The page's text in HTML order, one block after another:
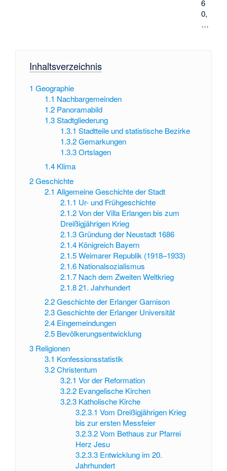
6
0,
…
Inhaltsverzeichnis
1 Geographie
1.1 Nachbargemeinden
1.2 Panoramabild
1.3 Stadtgliederung
1.3.1 Stadtteile und statistische Bezirke
1.3.2 Gemarkungen
1.3.3 Ortslagen
1.4 Klima
2Geschichte
2.1 Allgemeine Geschichte der Stadt
2.1.1 Ur- und Frühgeschichte
2.1.2 Von der Villa Erlangen bis zum
Dreißigjährigen Krieg
2.1.3 Gründung der Neustadt 1686
2.1.4 Königreich Bayern
2.1.5 Weimarer Republik (1918–1933)
2.1.6 Nationalsozialismus
2.1.7 Nach dem Zweiten Weltkrieg
2.1.8 21. Jahrhundert
2.2 Geschichte der Erlanger Garnison
2.3 Geschichte der Erlanger Universität
2.4 Eingemeindungen
2.5 Bevölkerungsentwicklung
3 Religionen
3.1 Konfessionsstatistik
3.2 Christentum
3.2.1 Vor der Reformation
3.2.2 Evangelische Kirchen
3.2.3 Katholische Kirche
3.2.3.1 Vom Dreißigjährigen Krieg
bis zur ersten Messfeier
3.2.3.2Vom Bethaus zur Pfarrei
Herz Jesu
3.2.3.3 Entwicklung im 20.
Jahrhundert